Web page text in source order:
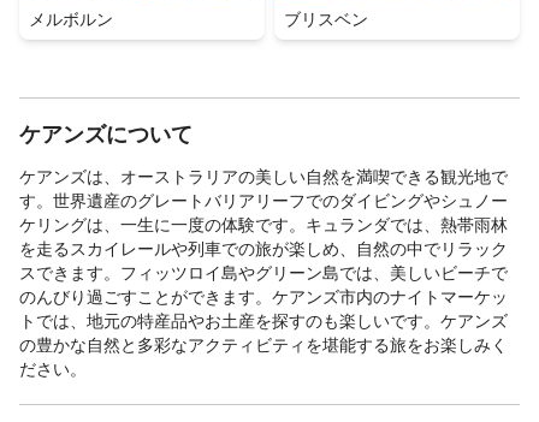
メルボルン ブリスベン
ケアンズについて
ケアンズは、オーストラリアの美しい自然を満喫できる観光地で
す。世界遺産のグレートバリアリーフでのダイビングやシュノー
ケリングは、一生に一度の体験です。キュランダでは、熱帯雨林
を走るスカイレールや列車での旅が楽しめ、自然の中でリラック
スできます。フィッツロイ島やグリーン島では、美しいビーチで
のんびり過ごすことができます。ケアンズ市内のナイトマーケッ
トでは、地元の特産品やお土産を探すのも楽しいです。ケアンズ
の豊かな自然と多彩なアクティビティを堪能する旅をお楽しみく
ださい。